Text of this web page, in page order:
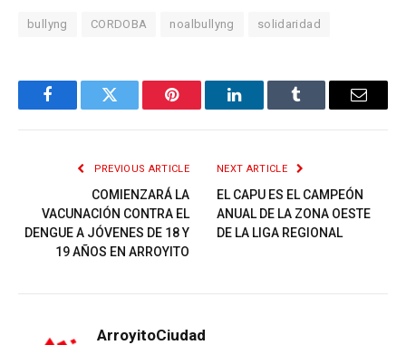
bullyng CORDOBA noalbullyng solidaridad
FacebookTwitter Pinterest LinkedInTumblr Email
PREVIOUS ARTICLE
COMIENZARÁ LA
VACUNACIÓN CONTRA EL
DENGUE A JÓVENES DE 18 Y
19 AÑOS EN ARROYITO
NEXT ARTICLE
EL CAPU ES EL CAMPEÓN
ANUAL DE LA ZONA OESTE
DE LA LIGA REGIONAL
ArroyitoCiudad